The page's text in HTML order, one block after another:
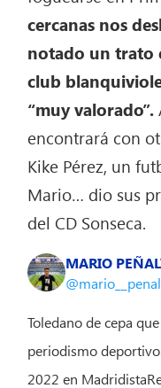
cercanas nos
notado un trato
club
“muy valorado”.
encontrará con
Kike Pérez, un
Mario… dio sus
del CD Sonseca.
MARIO
Toledano de cepa
periodismo
2022 en